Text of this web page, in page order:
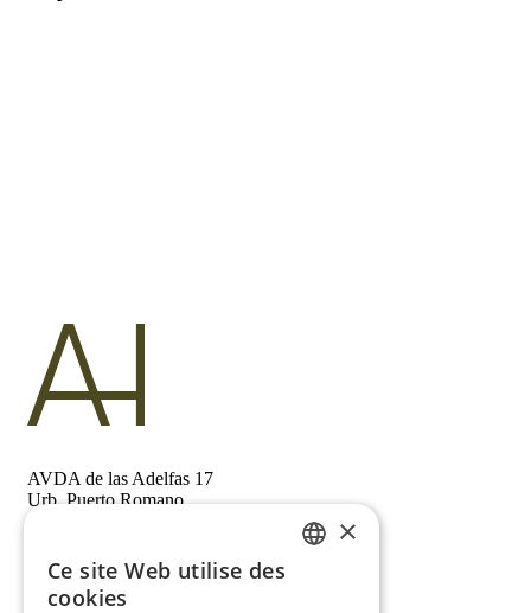
AVDA de las Adelfas 17
Urb. Puerto Romano
+34 673 88 64 84
×
Ce site Web utilise des
cookies